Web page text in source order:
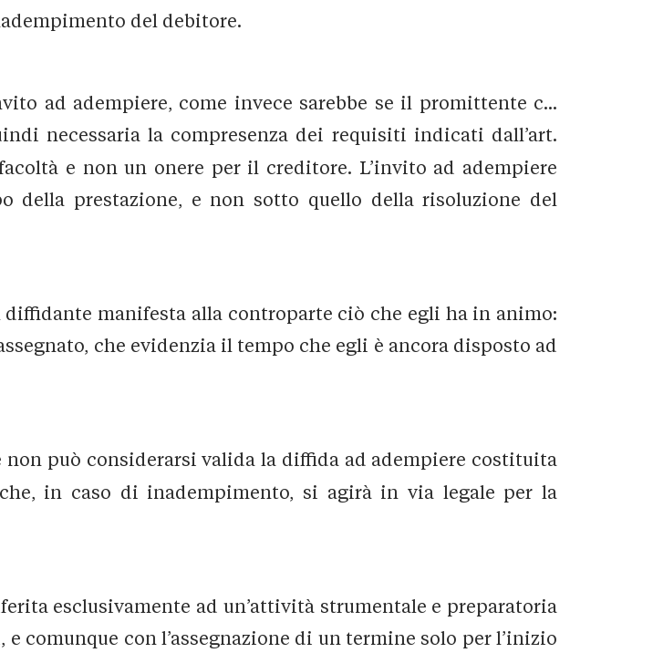
del debitore.
ad adempiere, come invece sarebbe se il promittente c...
necessaria la compresenza dei requisiti indicati dall’art.
e non un onere per il creditore. L’invito ad adempiere
prestazione, e non sotto quello della risoluzione del
manifesta alla controparte ciò che egli ha in animo:
che evidenzia il tempo che egli è ancora disposto ad
non può considerarsi valida la diffida ad adempiere costituita
in caso di inadempimento, si agirà in via legale per la
esclusivamente ad un’attività strumentale e preparatoria
con l’assegnazione di un termine solo per l’inizio